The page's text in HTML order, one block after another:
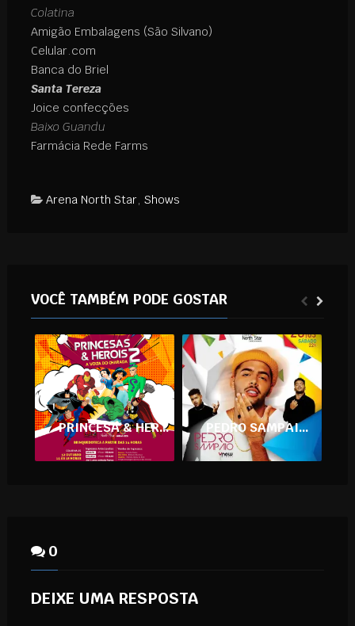
Colatina
Amigão Embalagens (São Silvano)
Celular.com
Banca do Briel
Santa Tereza
Joice confecções
Baixo Guandu
Farmácia Rede Farms
Arena North Star, Shows
VOCÊ TAMBÉM PODE GOSTAR
PRINCESA & HERÓIS 2 – A VOLTA DO CHARADA PEDRO SAMPAIO NA ARENA NORTH STAR
0
DEIXE UMA RESPOSTA